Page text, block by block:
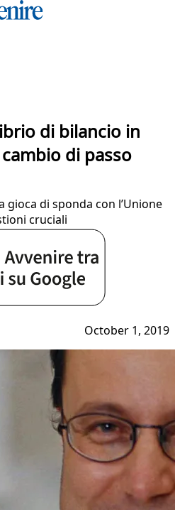
di bilancio in
di passo
di sponda con l’Unione
cruciali
October 1, 2019